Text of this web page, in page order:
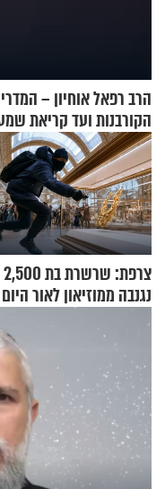
הרב רפאל אוחיון –
הקורבנות ועד קריאת
נגנבה ממוזיאון לאור היום